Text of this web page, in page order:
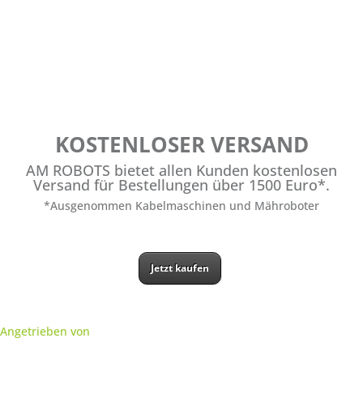
KOSTENLOSER VERSAND
AM ROBOTS bietet allen Kunden kostenlosen
Versand für Bestellungen über 1500 Euro*.
*Ausgenommen Kabelmaschinen und Mähroboter
Jetzt kaufen
Angetrieben von